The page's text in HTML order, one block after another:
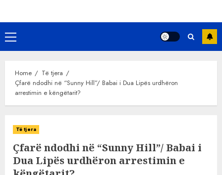
Primary
Menu
Home
Të tjera
Çfarë ndodhi në “Sunny Hill”/ Babai i Dua Lipës urdhëron
arrestimin e këngëtarit?
Të tjera
Çfarë ndodhi në “Sunny Hill”/ Babai i
Dua Lipës urdhëron arrestimin e